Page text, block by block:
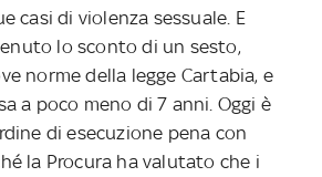
casi di violenza sessuale. E
lo sconto di un sesto,
norme della legge Cartabia, e
a poco meno di 7 anni. Oggi è
di esecuzione pena con
la Procura ha valutato che i